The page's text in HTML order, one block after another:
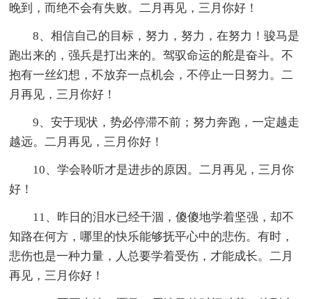
晚到，而绝不会有失败。二月再见，三月你好！
8、相信自己的目标，努力，努力，在努力！骏马是
跑出来的，强兵是打出来的。驾驭命运的舵是奋斗。不
抱有一丝幻想，不放弃一点机会，不停止一日努力。二
月再见，三月你好！
9、安于现状，势必停滞不前；努力奔跑，一定越走
越远。二月再见，三月你好！
10、学会聆听才是进步的原因。二月再见，三月你
好！
11、昨日的泪水已经干涸，傻傻地学着坚强，却不
知路在何方，哪里的快乐能够抚平心中的悲伤。有时，
悲伤也是一种力量，人总要学着受伤，才能成长。二月
再见，三月你好！